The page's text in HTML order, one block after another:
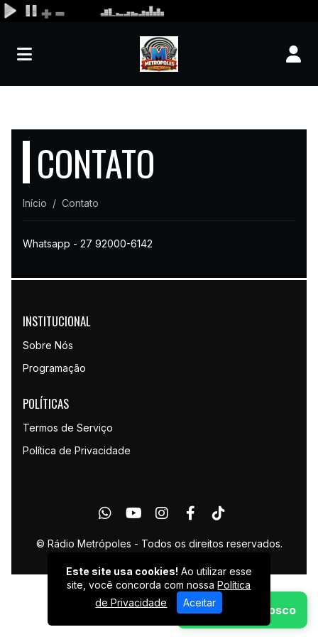
CONTATO
Início Contato
Whatsapp - 27 92000-6142
INSTITUCIONAL
Sobre Nós
Programação
POLÍTICAS
Termos de Serviço
Política de Privacidade
© Rádio Metrópoles - Todos os direitos reservados.
Fale Conosco
Este site usa cookies! Ao utilizar esse
site, você concorda com nossaPolítica
de Privacidade
Aceitar